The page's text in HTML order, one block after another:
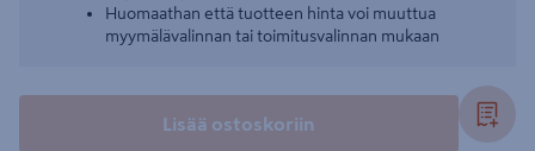
Huomaathan että tuotteen hinta voi muuttua
myymälävalinnan tai toimitusvalinnan mukaan
Lisää ostoskoriin